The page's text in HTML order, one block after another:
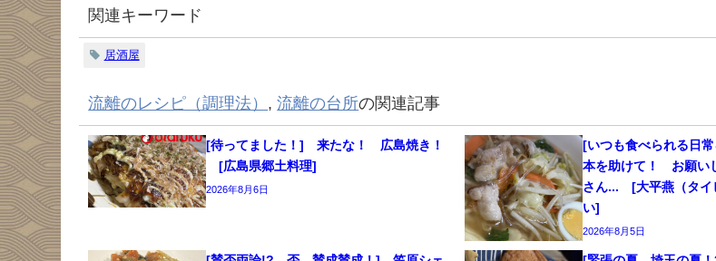
関連キーワード
居酒屋
流離のレシピ（調理法） ,流離の台所の関連記事
[待ってました！] 来たな！ 広島焼き！
[広島県郷土料理]
2026年8月6日
[いつも食べられる日
本を助けて！ お願い
さん... [大平燕（タイ
い]
2026年8月5日